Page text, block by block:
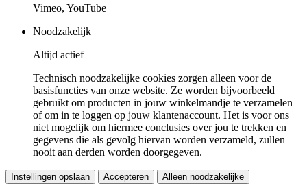
Vimeo, YouTube
Noodzakelijk
Altijd actief
Technisch noodzakelijke cookies zorgen alleen voor de
basisfuncties van onze website. Ze worden bijvoorbeeld
gebruikt om producten in jouw winkelmandje te verzamelen
of om in te loggen op jouw klantenaccount. Het is voor ons
niet mogelijk om hiermee conclusies over jou te trekken en
gegevens die als gevolg hiervan worden verzameld, zullen
nooit aan derden worden doorgegeven.
Instellingen opslaan Accepteren Alleen noodzakelijke